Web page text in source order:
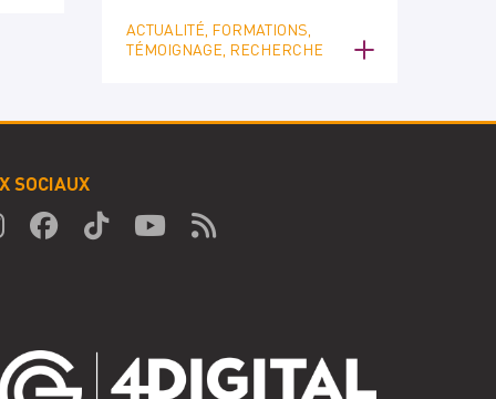
ACTUALITÉ, FORMATIONS,
TÉMOIGNAGE, RECHERCHE
SOCIAUX